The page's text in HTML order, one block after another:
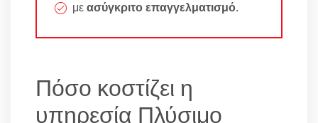
μεασύγκριτο επαγγελματισμό.
Πόσο κοστίζει η
υπηρεσία Πλύσιμο